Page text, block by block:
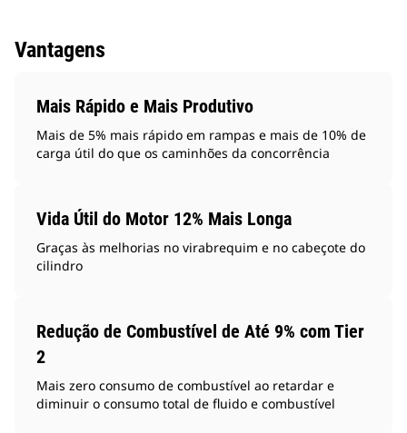
Vantagens
Mais Rápido e Mais Produtivo
Mais de 5% mais rápido em rampas e mais de 10% de
carga útil do que os caminhões da concorrência
Vida Útil do Motor 12% Mais Longa
Graças às melhorias no virabrequim e no cabeçote do
cilindro
Redução de Combustível de Até 9% com Tier
2
Mais zero consumo de combustível ao retardar e
diminuir o consumo total de fluido e combustível